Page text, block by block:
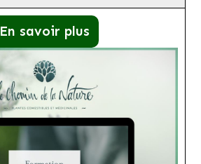
En savoir plus